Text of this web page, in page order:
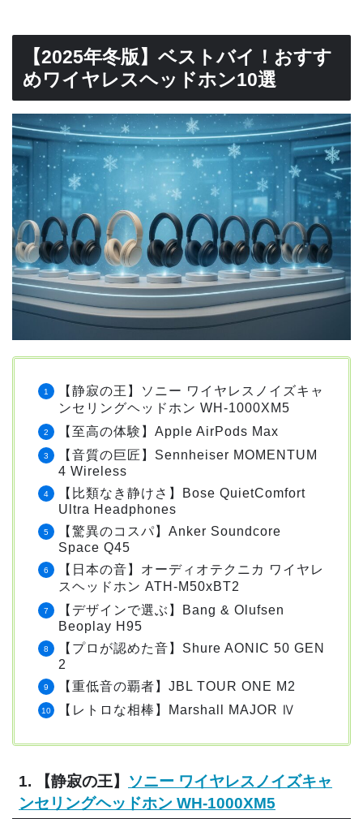
【2025年冬版】ベストバイ！おすす
めワイヤレスヘッドホン10選
【静寂の王】ソニー ワイヤレスノイズキャ
ンセリングヘッドホン WH-1000XM5
【至高の体験】Apple AirPods Max
【音質の巨匠】Sennheiser MOMENTUM
4 Wireless
【比類なき静けさ】Bose QuietComfort
Ultra Headphones
【驚異のコスパ】Anker Soundcore
Space Q45
【日本の音】オーディオテクニカ ワイヤレ
スヘッドホン ATH-M50xBT2
【デザインで選ぶ】Bang & Olufsen
Beoplay H95
【プロが認めた音】Shure AONIC 50 GEN
2
【重低音の覇者】JBL TOUR ONE M2
【レトロな相棒】Marshall MAJOR Ⅳ
1. 【静寂の王】 ソニー ワイヤレスノイズキャ
ンセリングヘッドホン WH-1000XM5